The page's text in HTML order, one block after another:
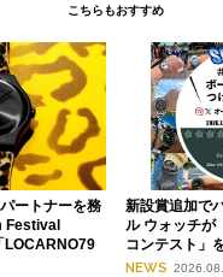
こちらもおすすめ
ートナーを務
Festival
LOCARNO79
新設賞追加で
ル ウォッチが
コンテスト」
NEWS